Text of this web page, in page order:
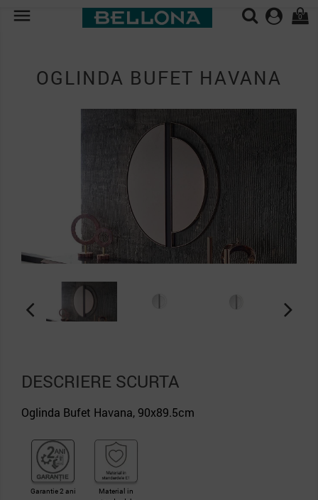
 0
OGLINDA BUFET HAVANA
DESCRIERE SCURTA
Oglinda Bufet Havana, 90x89.5cm
Garantie 2 ani
Material in